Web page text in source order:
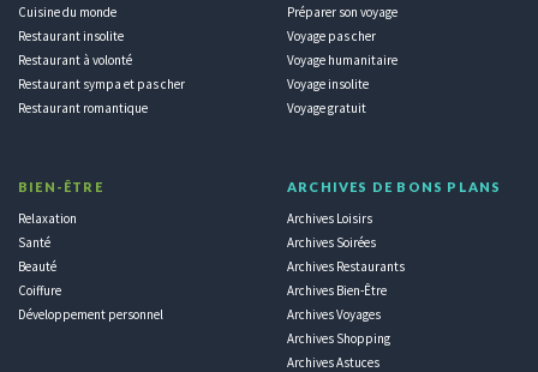
Cuisine du monde
Restaurant insolite
Restaurant à volonté
Restaurant sympa et pas cher
Restaurant romantique
BIEN-ÊTRE
Relaxation
Santé
Beauté
Coiffure
Développement personnel
Préparer son voyage
Voyage pas cher
Voyage humanitaire
Voyage insolite
Voyage gratuit
ARCHIVES DE BONS PLANS
Archives Loisirs
Archives Soirées
Archives Restaurants
Archives Bien-Être
Archives Voyages
Archives Shopping
Archives Astuces